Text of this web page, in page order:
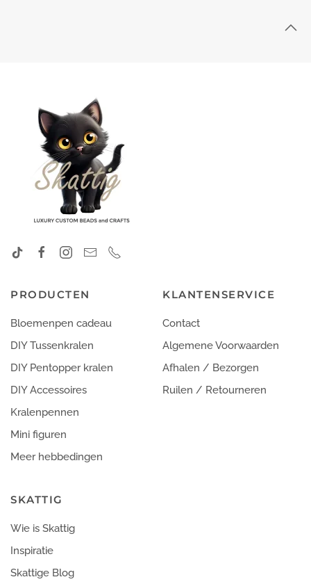
PRODUCTEN
Bloemenpen cadeau
DIY Tussenkralen
DIY Pentopper kralen
DIY Accessoires
Kralenpennen
Mini figuren
Meer hebbedingen
KLANTENSERVICE
Contact
Algemene Voorwaarden
Afhalen / Bezorgen
Ruilen / Retourneren
SKATTIG
Wie is Skattig
Inspiratie
Skattige Blog